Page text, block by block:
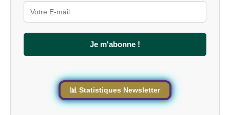
u
r
l
e
Je m'abonne !
📊 Statistiques Newsletter